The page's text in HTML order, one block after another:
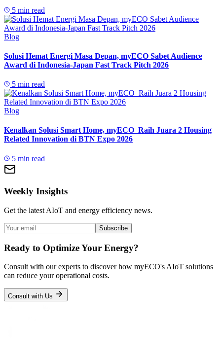
5 min read
Blog
Solusi Hemat Energi Masa Depan, myECO Sabet Audience
Award di Indonesia-Japan Fast Track Pitch 2026
5 min read
Blog
Kenalkan Solusi Smart Home, myECO Raih Juara 2 Housing
Related Innovation di BTN Expo 2026
5 min read
Weekly Insights
Get the latest AIoT and energy efficiency news.
Subscribe
Ready to Optimize Your Energy?
Consult with our experts to discover how myECO's AIoT solutions
can reduce your operational costs.
Consult with Us